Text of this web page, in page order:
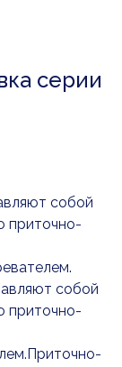
серии
собой
приточно-
собой
приточно-